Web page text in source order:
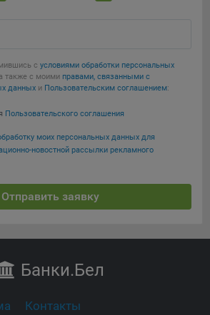
с условиями обработки персональных
также с моими правами, связанными с
данных и Пользовательским соглашением:
Пользовательского соглашения
моих персональных данных для
новостной рассылки рекламного
Отправить заявку
Банки.Бел
Контакты